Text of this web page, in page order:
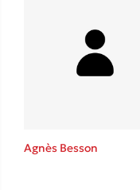
Agnès Besson